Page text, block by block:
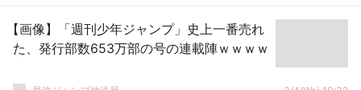
【画像】「週刊少年ジャンプ」史上一番売れ
た、発行部数653万部の号の連載陣ｗｗｗｗ